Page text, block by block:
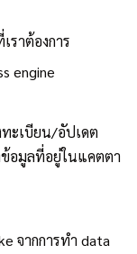
ราต้องการ
engine
ะเบียน/อัปเดต
ข้อมูลที่อยู่ในแคตตา
จากการทำ data